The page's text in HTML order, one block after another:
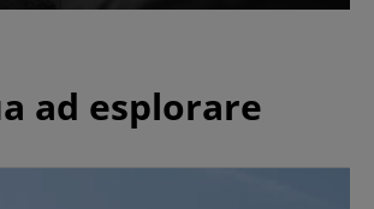
ad esplorare